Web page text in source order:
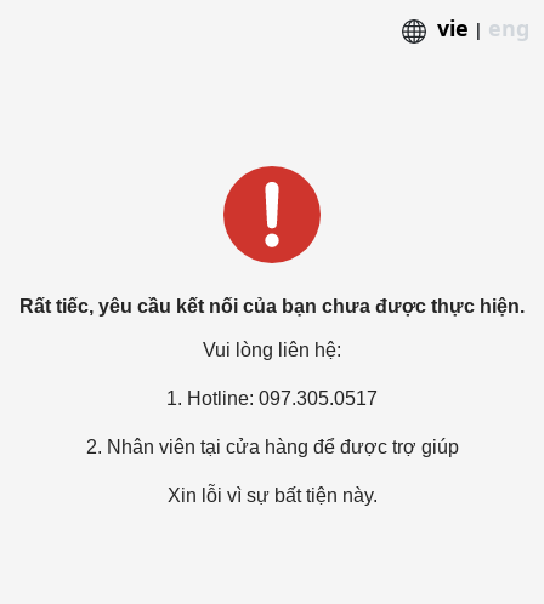
vie | eng
Rất tiếc, yêu cầu kết nối của bạn chưa được thực hiện.
Vui lòng liên hệ:
1. Hotline: 097.305.0517
2. Nhân viên tại cửa hàng để được trợ giúp
Xin lỗi vì sự bất tiện này.